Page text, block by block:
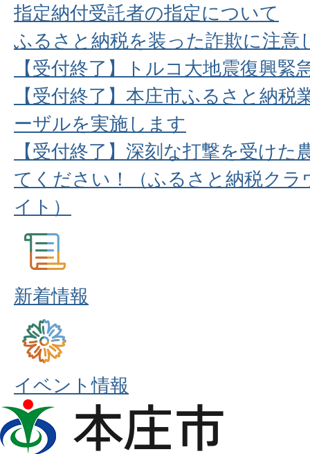
指定納付受託者の指定について
ふるさと納税を装った詐欺に注意
【受付終了】トルコ大地震復興緊
【受付終了】本庄市ふるさと納
ーザルを実施します
【受付終了】深刻な打撃を受け
てください！（ふるさと納税ク
イト）
新着情報
イベント情報
本
庄